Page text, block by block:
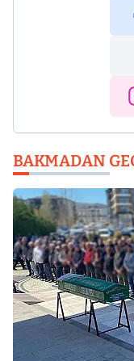
BAKMADAN